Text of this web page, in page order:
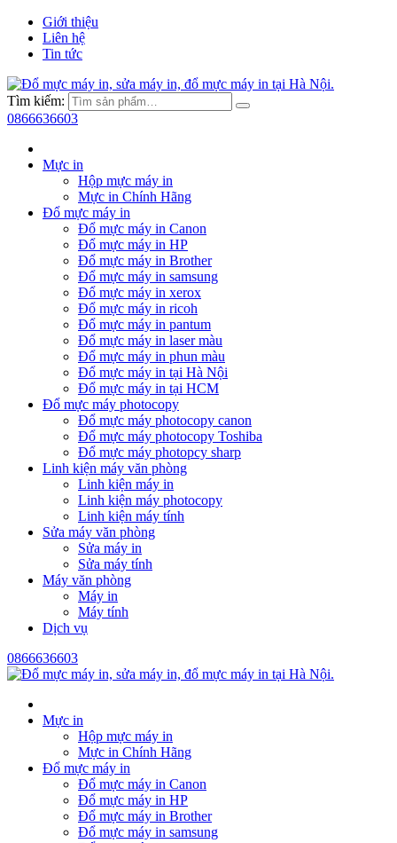
Giới thiệu
Liên hệ
Tin tức
Tìm kiếm:
0866636603
Mực in
Hộp mực máy in
Mực in Chính Hãng
Đổ mực máy in
Đổ mực máy in Canon
Đổ mực máy in HP
Đổ mực máy in Brother
Đổ mực máy in samsung
Đổ mực máy in xerox
Đổ mực máy in ricoh
Đổ mực máy in pantum
Đổ mực máy in laser màu
Đổ mực máy in phun màu
Đổ mực máy in tại Hà Nội
Đổ mực máy in tại HCM
Đổ mực máy photocopy
Đổ mực máy photocopy canon
Đổ mực máy photocopy Toshiba
Đổ mực máy photopcy sharp
Linh kiện máy văn phòng
Linh kiện máy in
Linh kiện máy photocopy
Linh kiện máy tính
Sửa máy văn phòng
Sửa máy in
Sửa máy tính
Máy văn phòng
Máy in
Máy tính
Dịch vụ
0866636603
Mực in
Hộp mực máy in
Mực in Chính Hãng
Đổ mực máy in
Đổ mực máy in Canon
Đổ mực máy in HP
Đổ mực máy in Brother
Đổ mực máy in samsung